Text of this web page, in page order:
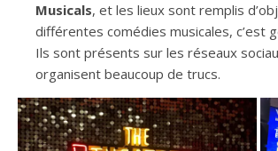
Musicals, et les lieux sont remplis
différentes comédies musicales, c’est
Ils sont présents sur les réseaux
organisent beaucoup de trucs.